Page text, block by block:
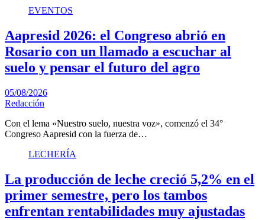
EVENTOS
Aapresid 2026: el Congreso abrió en
Rosario con un llamado a escuchar al
suelo y pensar el futuro del agro
05/08/2026
Redacción
Con el lema «Nuestro suelo, nuestra voz», comenzó el 34°
Congreso Aapresid con la fuerza de…
LECHERÍA
La producción de leche creció 5,2% en el
primer semestre, pero los tambos
enfrentan rentabilidades muy ajustadas